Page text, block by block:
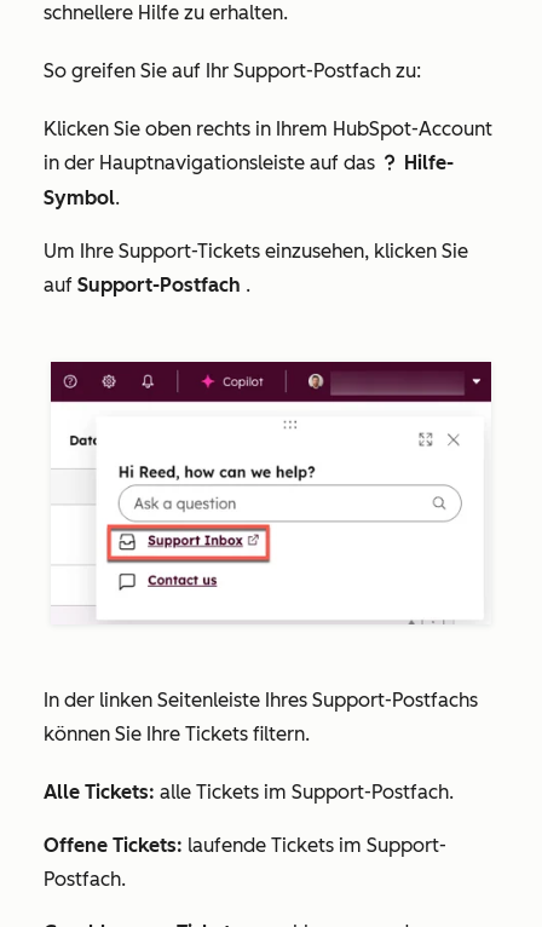
schnellere Hilfe zu erhalten.
So greifen Sie auf Ihr Support-Postfach zu:
Klicken Sie oben rechts in Ihrem HubSpot-Account
in der Hauptnavigationsleiste auf das question
Hilfe-
Symbol.
Um Ihre Support-Tickets einzusehen, klicken Sie
auf Support-Postfach .
In der linken Seitenleiste Ihres Support-Postfachs
können Sie Ihre Tickets filtern.
Alle Tickets: alle Tickets im Support-Postfach.
Offene Tickets: laufende Tickets im Support-
Postfach.